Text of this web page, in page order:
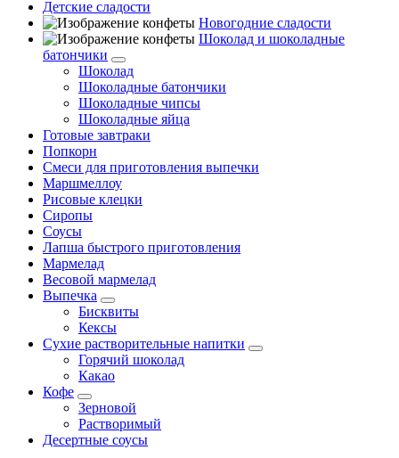
Детские сладости
Новогодние сладости
Шоколад и шоколадные
батончики
Шоколад
Шоколадные батончики
Шоколадные чипсы
Шоколадные яйца
Готовые завтраки
Попкорн
Смеси для приготовления выпечки
Маршмеллоу
Рисовые клецки
Сиропы
Соусы
Лапша быстрого приготовления
Мармелад
Весовой мармелад
Выпечка
Бисквиты
Кексы
Сухие растворительные напитки
Горячий шоколад
Какао
Кофе
Зерновой
Растворимый
Десертные соусы